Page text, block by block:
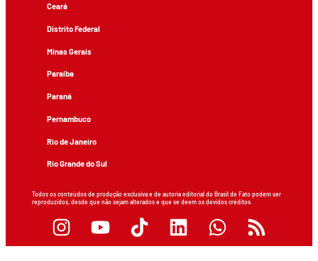
Ceará
Distrito Federal
Minas Gerais
Paraíba
Paraná
Pernambuco
Rio de Janeiro
Rio Grande do Sul
Todos os conteúdos de produção exclusiva e de autoria editorial do Brasil de Fato podem ser
reproduzidos, desde que não sejam alterados e que se deem os devidos créditos.